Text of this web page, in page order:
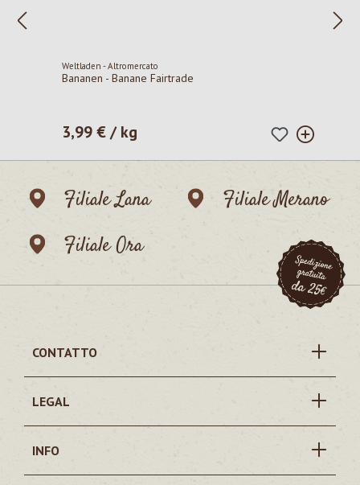
Weltladen - Altromercato
Bananen - Banane Fairtrade
Prezzo normale:
3,99 € / kg
Filiale Lana
Filiale Merano
Filiale Ora
CONTATTO
LEGAL
INFO